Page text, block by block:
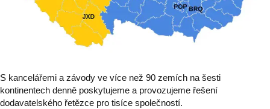
S kancelářemi a závody ve více než 90 zemích na šesti
kontinentech denně poskytujeme a provozujeme řešení
dodavatelského řetězce pro tisíce společností.